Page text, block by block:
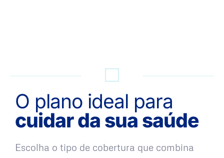
O plano ideal para
cuidar da sua saúde
Escolha o tipo de cobertura que combina